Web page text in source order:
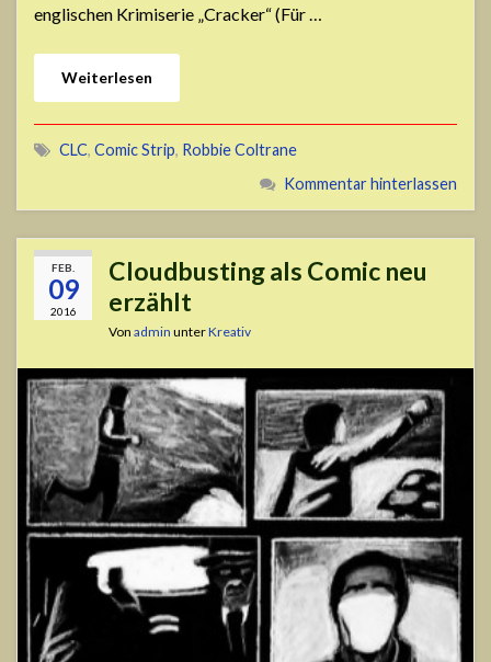
englischen Krimiserie „Cracker“ (Für …
Weiterlesen
CLC, Comic Strip, Robbie Coltrane
Kommentar hinterlassen
FEB.
09
2016
Cloudbusting als Comic neu
erzählt
Von admin unterKreativ